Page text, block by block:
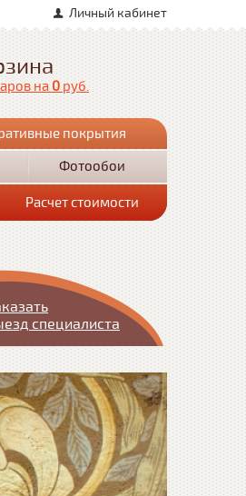
Личный кабинет
на 0 руб.
покрытия
Фотообои
Расчет стоимости
специалиста